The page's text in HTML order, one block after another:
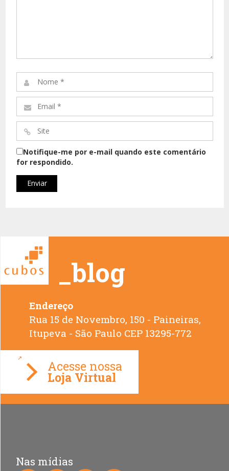
Comentário*
Nome
*
Email
*
Site
Notifique-me por e-mail quando este comentário
for respondido.
_blog
Endereço
Rua 15 de Novembro, 150 - Paineiras,
Loja Virtual
Nas mídias